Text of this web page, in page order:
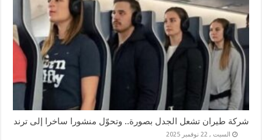
شركة طيران تشعل الجدل بصورة.. وتحوّل منشورا ساخرا إلى ترند
السبت , 22 نوفمبر 2025